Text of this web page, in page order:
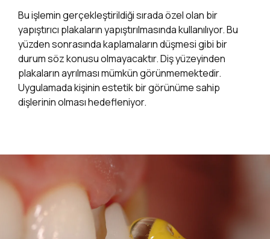
Bu işlemin gerçekleştirildiği sırada özel olan bir
yapıştırıcı plakaların yapıştırılmasında kullanılıyor. Bu
yüzden sonrasında kaplamaların düşmesi gibi bir
durum söz konusu olmayacaktır. Diş yüzeyinden
plakaların ayrılması mümkün görünmemektedir.
Uygulamada kişinin estetik bir görünüme sahip
dişlerinin olması hedefleniyor.